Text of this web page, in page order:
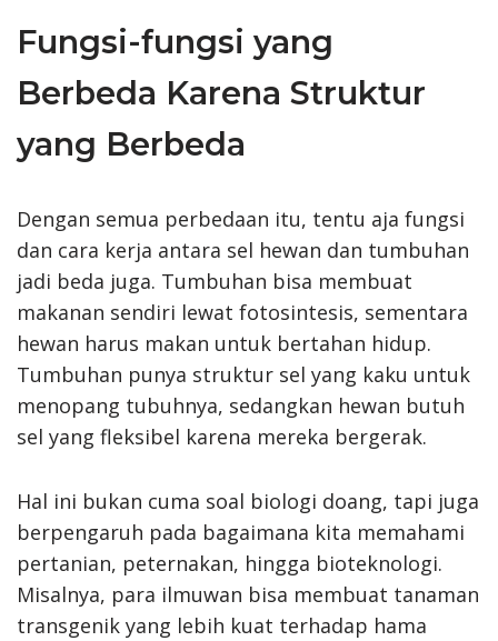
Fungsi-fungsi yang
Berbeda Karena Struktur
yang Berbeda
Dengan semua perbedaan itu, tentu aja fungsi
dan cara kerja antara sel hewan dan tumbuhan
jadi beda juga. Tumbuhan bisa membuat
makanan sendiri lewat fotosintesis, sementara
hewan harus makan untuk bertahan hidup.
Tumbuhan punya struktur sel yang kaku untuk
menopang tubuhnya, sedangkan hewan butuh
sel yang fleksibel karena mereka bergerak.
Hal ini bukan cuma soal biologi doang, tapi juga
berpengaruh pada bagaimana kita memahami
pertanian, peternakan, hingga bioteknologi.
Misalnya, para ilmuwan bisa membuat tanaman
transgenik yang lebih kuat terhadap hama